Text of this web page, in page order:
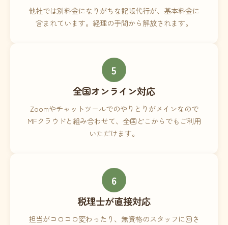
他社では別料金になりがちな記帳代行が、基本料金に
含まれています。経理の手間から解放されます。
5
全国オンライン対応
Zoomやチャットツールでのやりとりがメインなので
MFクラウドと組み合わせて、全国どこからでもご利用
いただけます。
6
税理士が直接対応
担当がコロコロ変わったり、無資格のスタッフに回さ